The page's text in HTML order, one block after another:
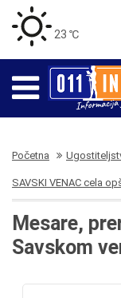
23 ℃
Početna
SAVSKI VENAC cela
Mesare,
Savskom